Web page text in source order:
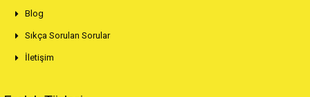
Blog
Sıkça Sorulan Sorular
İletişim